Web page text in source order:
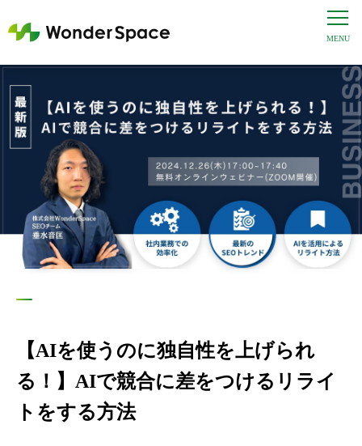
【AIを使うのに独自性を上げられ
る！】AIで競合に差をつけるリライ
トをする方法